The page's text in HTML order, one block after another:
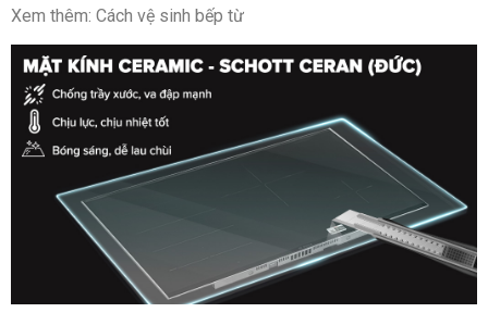
Xem thêm: Cách vệ sinh bếp từ